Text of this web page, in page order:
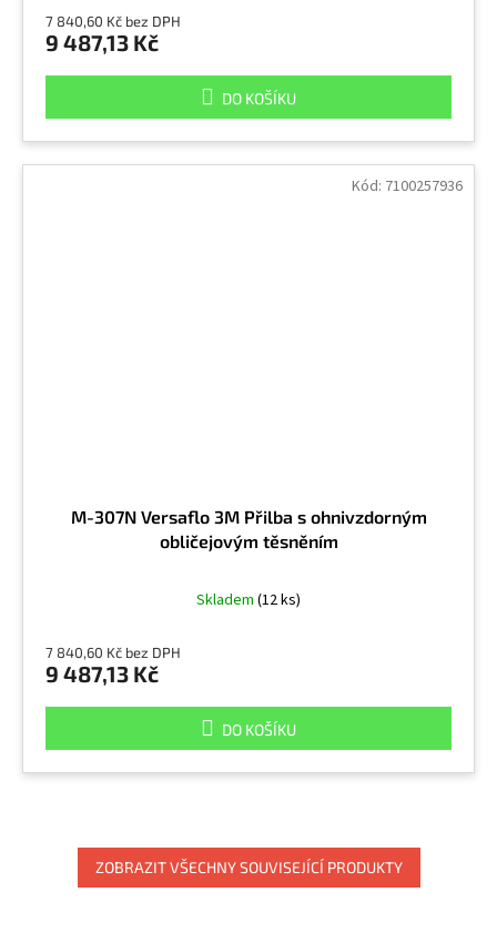
7 840,60 Kč bez DPH
9 487,13 Kč
DO KOŠÍKU
M-307N Versaflo 3M Přilba s ohnivzdorným
obličejovým těsněním
Skladem (12 ks)
7 840,60 Kč bez DPH
9 487,13 Kč
DO KOŠÍKU
Kód: 7100257936
ZOBRAZIT VŠECHNY SOUVISEJÍCÍ PRODUKTY